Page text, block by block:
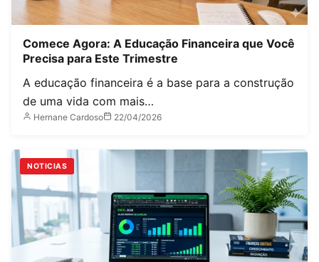
Comece Agora: A Educação Financeira que Você
Precisa para Este Trimestre
A educação financeira é a base para a construção
de uma vida com mais…
Hernane Cardoso 22/04/2026
NOTICIAS